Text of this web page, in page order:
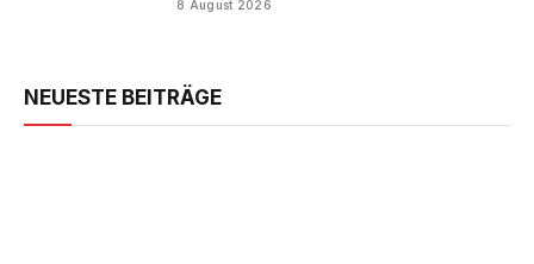
8 August 2026
NEUESTE BEITRÄGE